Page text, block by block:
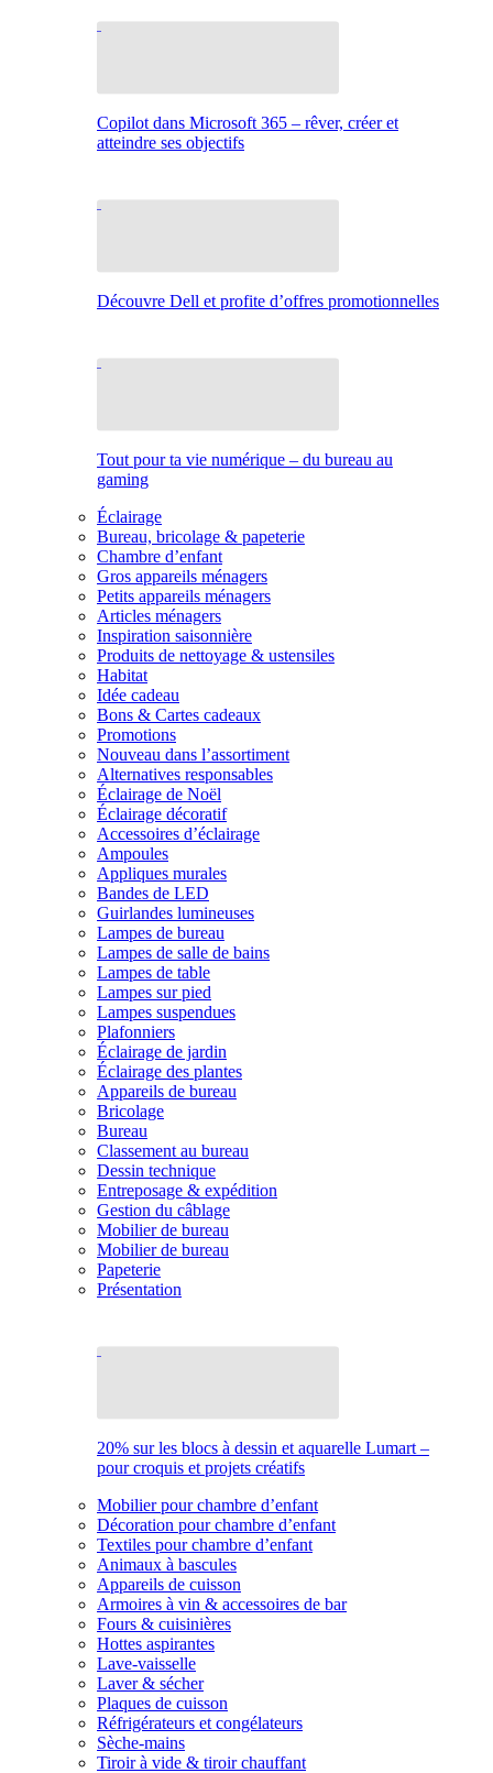
Copilot dans Microsoft 365 – rêver, créer et
atteindre ses objectifs
Découvre Dell et profite d’offres promotionnelles
Tout pour ta vie numérique – du bureau au
gaming
Éclairage
Bureau, bricolage & papeterie
Chambre d’enfant
Gros appareils ménagers
Petits appareils ménagers
Articles ménagers
Inspiration saisonnière
Produits de nettoyage & ustensiles
Habitat
Idée cadeau
Bons & Cartes cadeaux
Promotions
Nouveau dans l’assortiment
Alternatives responsables
Éclairage de Noël
Éclairage décoratif
Accessoires d’éclairage
Ampoules
Appliques murales
Bandes de LED
Guirlandes lumineuses
Lampes de bureau
Lampes de salle de bains
Lampes de table
Lampes sur pied
Lampes suspendues
Plafonniers
Éclairage de jardin
Éclairage des plantes
Appareils de bureau
Bricolage
Bureau
Classement au bureau
Dessin technique
Entreposage & expédition
Gestion du câblage
Mobilier de bureau
Mobilier de bureau
Papeterie
Présentation
20% sur les blocs à dessin et aquarelle Lumart –
pour croquis et projets créatifs
Mobilier pour chambre d’enfant
Décoration pour chambre d’enfant
Textiles pour chambre d’enfant
Animaux à bascules
Appareils de cuisson
Armoires à vin & accessoires de bar
Fours & cuisinières
Hottes aspirantes
Lave-vaisselle
Laver & sécher
Plaques de cuisson
Réfrigérateurs et congélateurs
Sèche-mains
Tiroir à vide & tiroir chauffant